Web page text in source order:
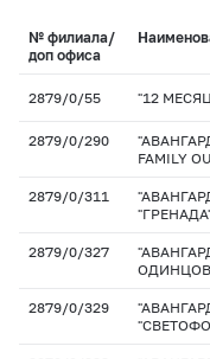
№ филиала/
доп офиса
2879/0/55 "12
2879/0/290
FAMILY
2879/0/311
2879/0/327
2879/0/329